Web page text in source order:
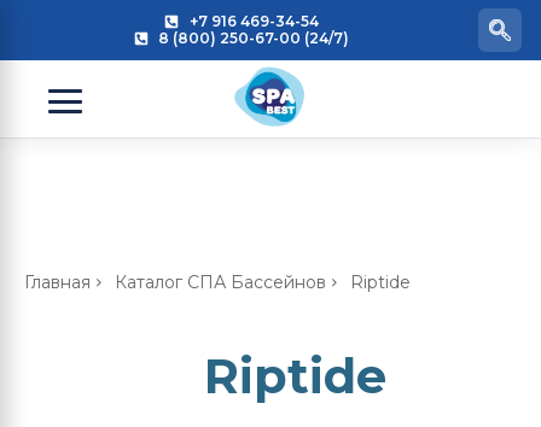
+7 916 469-34-54
8 (800) 250-67-00 (24/7)
Главная Каталог СПА Бассейнов Riptide
Riptide